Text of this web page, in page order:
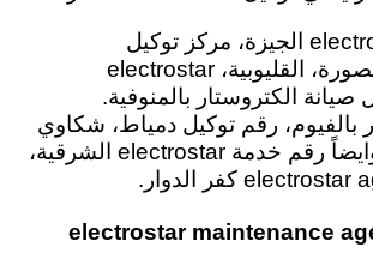
رقم توكيل electrostar الجيزة، مركز توكيل
electrostar المنصورة، القليوبية، electrostar
صيانة الكتروستار بالمنوفية.
بالفيوم، رقم توكيل دمياط، شكاوي
اعطال طنطا، وايضاً رقم خدمة electrostar الشرقية،
electrostar maintenance